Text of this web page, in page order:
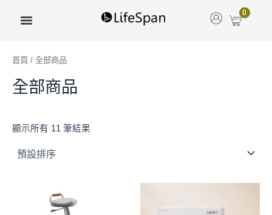
0
首頁 / 全部商品
全部商品
顯示所有 11 筆結果